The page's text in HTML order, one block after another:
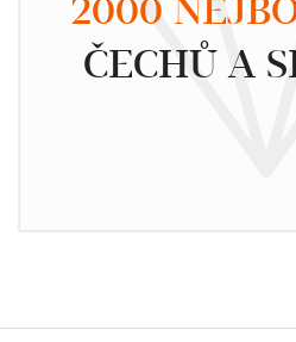
2000
ČECHŮ A